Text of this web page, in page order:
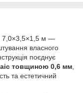
7,0×3,5×1,5 м —
власного
поєднує
товщиною 0,6 мм
та естетичний